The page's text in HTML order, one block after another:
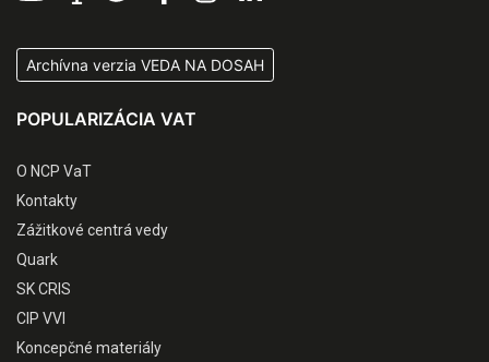
Archívna verzia VEDA NA DOSAH
POPULARIZÁCIA VAT
O NCP VaT
Kontakty
Zážitkové centrá vedy
Quark
SK CRIS
CIP VVI
Koncepčné materiály